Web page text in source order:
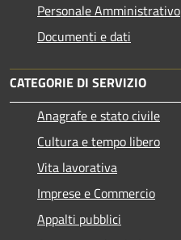
Personale Amministrativo
Documenti e dati
CATEGORIE DI SERVIZIO
Anagrafe e stato civile
Cultura e tempo libero
Vita lavorativa
Imprese e Commercio
Appalti pubblici